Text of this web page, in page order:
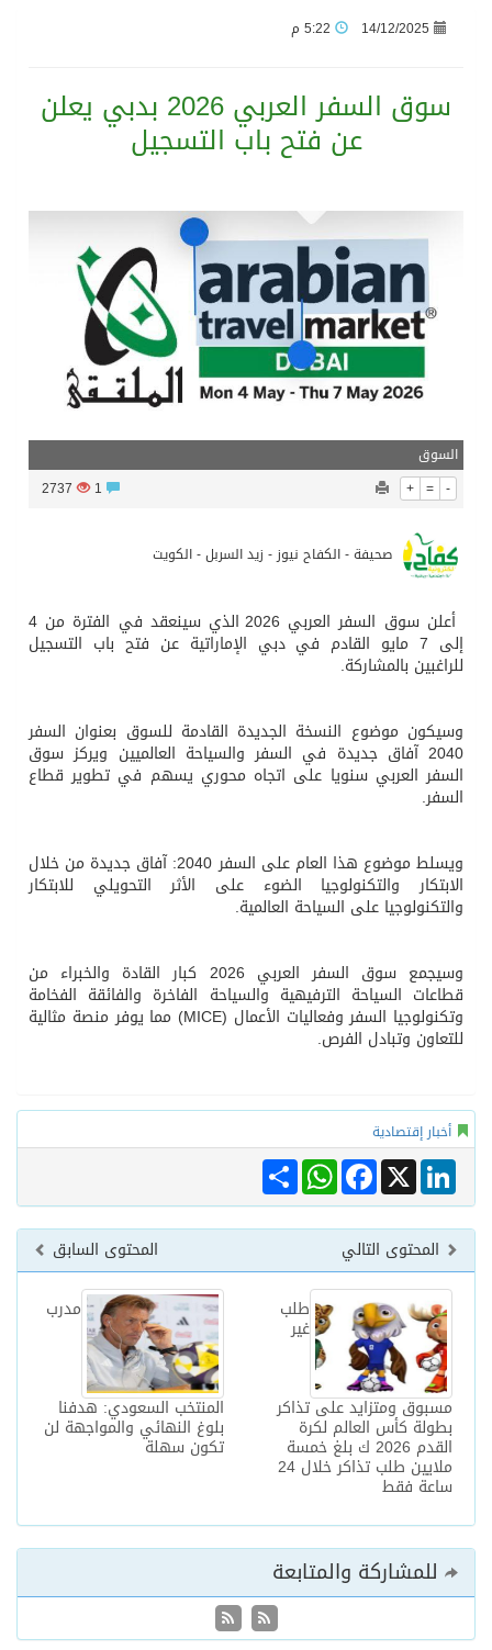
الرئيس عبد الفتاح السيسى يستقبل ملك البحرين
14/12/2025
سوق السفر العربي 2026 بدبي يعلن
عن فتح باب التسجيل
السوق
+ = -
2737
صحيفة - الكفاح نيوز - زيد السربل - الكويت
أعلن سوق السفر العربي 2026 الذي سينعقد في الفترة من 4
إلى 7 مايو القادم في دبي الإماراتية عن فتح باب التسجيل
للراغبين بالمشاركة.
وسيكون موضوع النسخة الجديدة القادمة للسوق بعنوان السفر
2040 آفاق جديدة في السفر والسياحة العالميين ويركز سوق
السفر العربي سنويا على اتجاه محوري يسهم في تطوير قطاع
السفر.
ويسلط موضوع هذا العام على السفر 2040: آفاق جديدة من خلال
الابتكار والتكنولوجيا الضوء على الأثر التحويلي للابتكار
والتكنولوجيا على السياحة العالمية.
وسيجمع سوق السفر العربي 2026 كبار القادة والخبراء من
قطاعات السياحة الترفيهية والسياحة الفاخرة والفائقة الفخامة
وتكنولوجيا السفر وفعاليات الأعمال (MICE) مما يوفر منصة مثالية
للتعاون وتبادل الفرص.
أخبار إقتصادية
Share
WhatsAppFacebook X
LinkedIn
المحتوى السابق
المحتوى التالي
مدرب
المنتخب السعودي: هدفنا
بلوغ النهائي والمواجهة لن
تكون سهلة
طلب
غير
مسبوق ومتزايد على تذاكر
بطولة كأس العالم لكرة
القدم 2026 ك بلغ خمسة
ملايين طلب تذاكر خلال 24
ساعة فقط
للمشاركة والمتابعة